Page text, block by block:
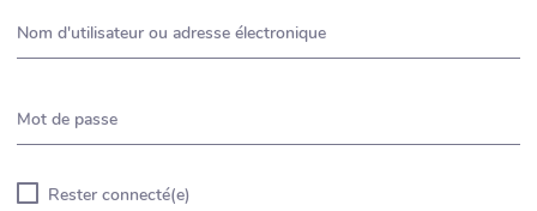
Nom d'utilisateur ou adresse électronique
Mot de passe
Rester connecté(e)